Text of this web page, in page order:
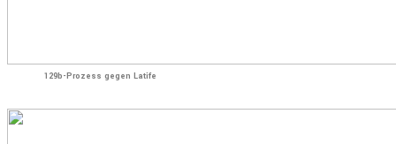
129b-Prozess gegen Latife